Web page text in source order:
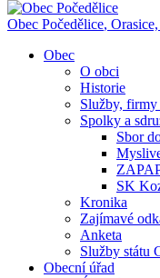
Obec Počedělice,
Obec
O obci
Historie
Služby, firmy
Spolky a
Sbor
SK
Kronika
Zajímavé
Anketa
Služby státu
Obecní úřad